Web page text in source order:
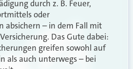
durch z. B. Feuer,
oder
absichern – in dem Fall mit
Das Gute dabei:
greifen sowohl auf
als auch unterwegs – bei